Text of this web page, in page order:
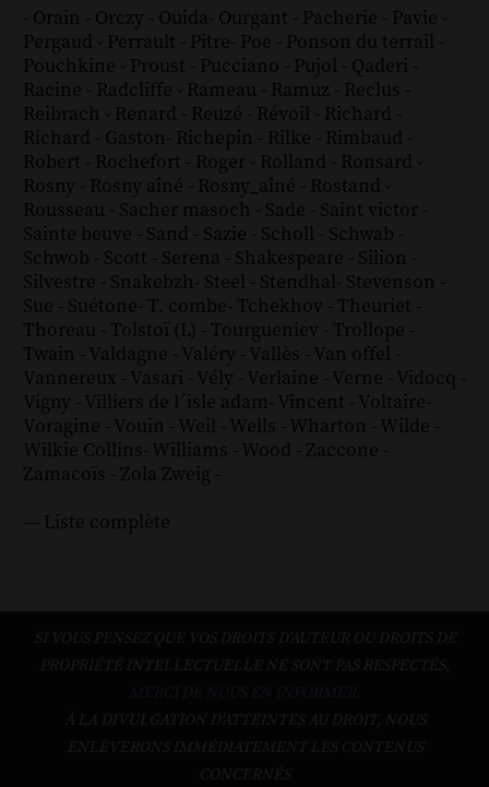
- Orain - Orczy - Ouida- Ourgant - Pacherie - Pavie -
Pergaud - Perrault - Pitre- Poe - Ponson du terrail -
Pouchkine - Proust - Pucciano - Pujol - Qaderi -
Racine - Radcliffe - Rameau - Ramuz - Reclus -
Reibrach - Renard - Reuzé - Révoil - Richard -
Richard - Gaston- Richepin - Rilke - Rimbaud -
Robert - Rochefort - Roger - Rolland - Ronsard -
Rosny - Rosny aîné - Rosny_aîné - Rostand -
Rousseau - Sacher masoch - Sade - Saint victor -
Sainte beuve - Sand - Sazie - Scholl - Schwab -
Schwob - Scott - Serena - Shakespeare - Silion -
Silvestre - Snakebzh- Steel - Stendhal- Stevenson -
Sue - Suétone- T. combe- Tchekhov - Theuriet -
Thoreau - Tolstoï (L) - Tourgueniev - Trollope -
Twain - Valdagne - Valéry - Vallès - Van offel -
Vannereux - Vasari - Vély - Verlaine - Verne - Vidocq -
Vigny - Villiers de l´isle adam- Vincent - Voltaire-
Voragine - Vouin - Weil - Wells - Wharton - Wilde -
Wilkie Collins- Williams - Wood - Zaccone -
Zamacoïs - Zola Zweig -
--- Liste complète